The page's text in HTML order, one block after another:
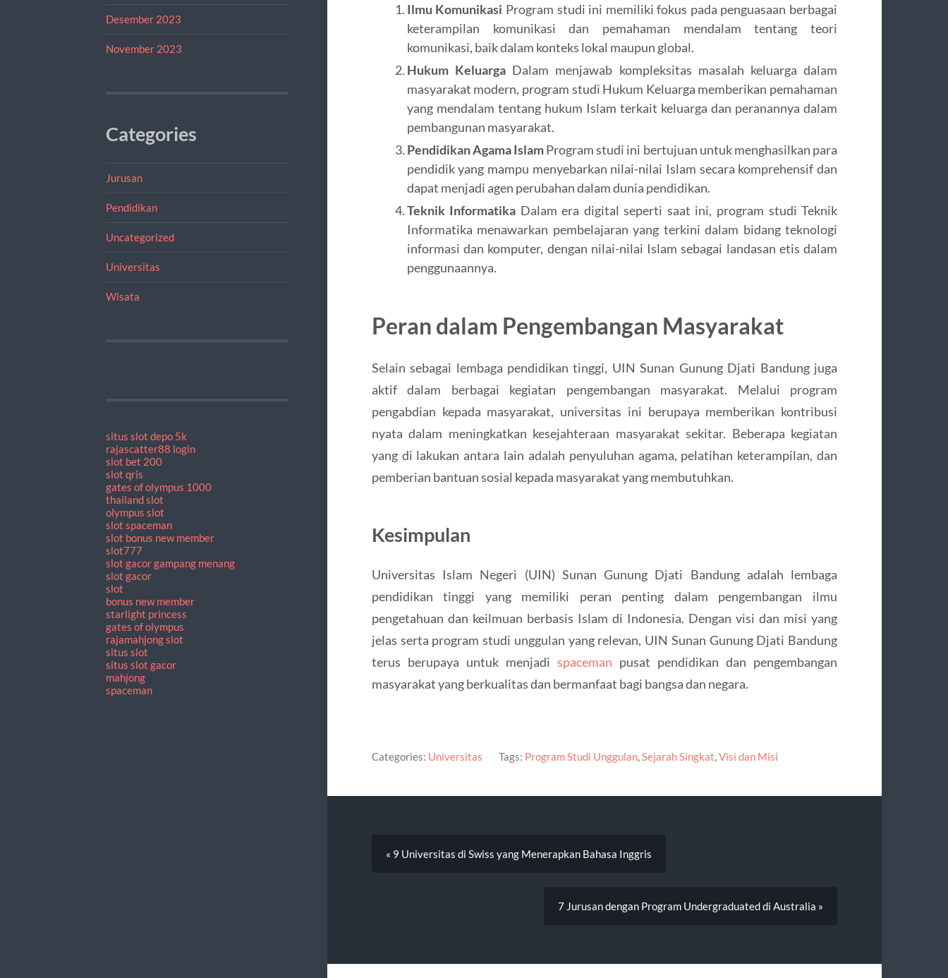
Desember 2023
November 2023
Categories
Jurusan
Pendidikan
Uncategorized
Universitas
Wisata
situs slot depo 5k
rajascatter88 login
slot bet 200
slot qris
gates of olympus 1000
thailand slot
olympus slot
slot spaceman
slot bonus new member
slot777
slot gacor gampang menang
slot gacor
slot
bonus new member
starlight princess
gates of olympus
rajamahjong slot
situs slot
situs slot gacor
mahjong
spaceman
Ilmu Komunikasi Program studi ini memiliki fokus pada penguasaan berbagai
keterampilan komunikasi dan pemahaman mendalam tentang teori
komunikasi, baik dalam konteks lokal maupun global.
Hukum KeluargaDalam menjawab kompleksitas masalah keluarga dalam
masyarakat modern, program studi Hukum Keluarga memberikan pemahaman
yang mendalam tentang hukum Islam terkait keluarga dan peranannya dalam
pembangunan masyarakat.
Pendidikan Agama IslamProgram studi ini bertujuan untuk menghasilkan para
pendidik yang mampu menyebarkan nilai-nilai Islam secara komprehensif dan
dapat menjadi agen perubahan dalam dunia pendidikan.
Teknik Informatika Dalam era digital seperti saat ini, program studi Teknik
Informatika menawarkan pembelajaran yang terkini dalam bidang teknologi
informasi dan komputer, dengan nilai-nilai Islam sebagai landasan etis dalam
penggunaannya.
Peran dalam Pengembangan Masyarakat
Selain sebagai lembaga pendidikan tinggi, UIN Sunan Gunung Djati Bandung juga
aktif dalam berbagai kegiatan pengembangan masyarakat. Melalui program
pengabdian kepada masyarakat, universitas ini berupaya memberikan kontribusi
nyata dalam meningkatkan kesejahteraan masyarakat sekitar. Beberapa kegiatan
yang di lakukan antara lain adalah penyuluhan agama, pelatihan keterampilan, dan
pemberian bantuan sosial kepada masyarakat yang membutuhkan.
Kesimpulan
Universitas Islam Negeri (UIN) Sunan Gunung Djati Bandung adalah lembaga
pendidikan tinggi yang memiliki peran penting dalam pengembangan ilmu
pengetahuan dan keilmuan berbasis Islam di Indonesia. Dengan visi dan misi yang
jelas serta program studi unggulan yang relevan, UIN Sunan Gunung Djati Bandung
terus berupaya untuk menjadi spaceman pusat pendidikan dan pengembangan
masyarakat yang berkualitas dan bermanfaat bagi bangsa dan negara.
Categories: Universitas Tags: Program Studi Unggulan,Sejarah Singkat,Visi dan Misi
« 9 Universitas di Swiss yang Menerapkan Bahasa Inggris
7 Jurusan dengan Program Undergraduated di Australia »